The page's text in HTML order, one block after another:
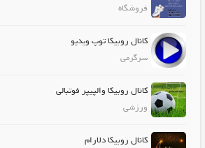
فروشگاه
کانال روبیکا توپ ویدیو
سرگرمی
کانال روبیکا والپیپر فوتبالی
ورزشی
کانال روبیکا دلارام